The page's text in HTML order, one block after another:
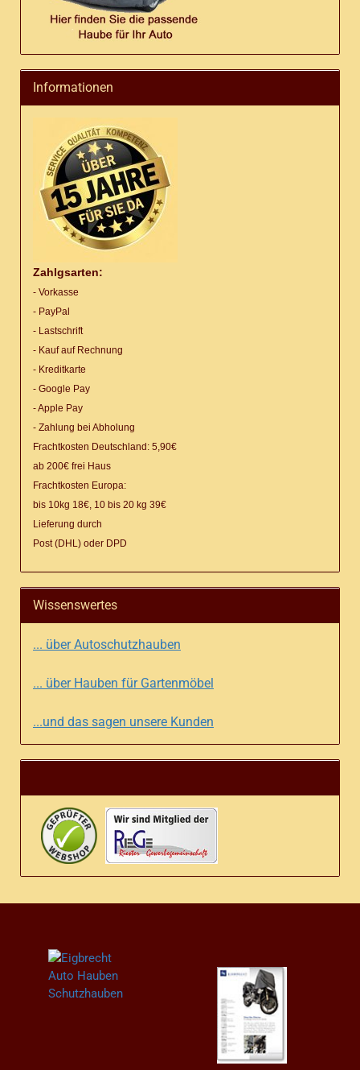
Informationen
Zahlgsarten:
- Vorkasse
- PayPal
- Lastschrift
- Kauf auf Rechnung
- Kreditkarte
- Google Pay
- Apple Pay
- Zahlung bei Abholung
Frachtkosten Deutschland: 5,90€
ab 200€ frei Haus
Frachtkosten Europa:
bis 10kg 18€, 10 bis 20 kg 39€
Lieferung durch
Post (DHL) oder DPD
Wissenswertes
... über Autoschutzhauben
... über Hauben für Gartenmöbel
...und das sagen unsere Kunden